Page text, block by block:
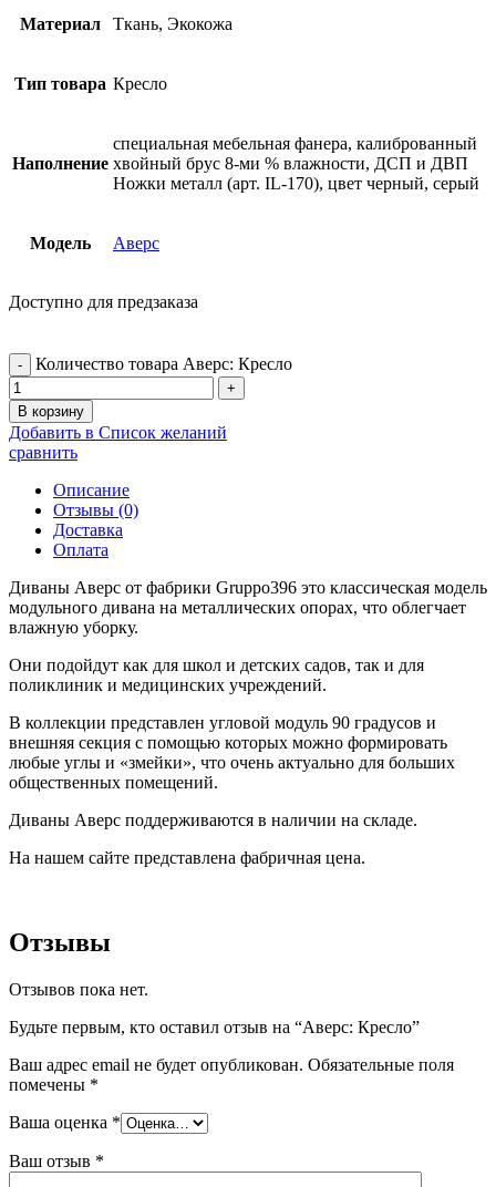
Материал Ткань, Экокожа
Тип товара Кресло
Наполнение
специальная мебельная фанера, калиброванный
хвойный брус 8-ми % влажности, ДСП и ДВП
Ножки металл (арт. IL-170), цвет черный, серый
Модель Аверс
Доступно для предзаказа
Количество товара Аверс: Кресло
В корзину
Добавить в Список желаний
сравнить
Описание
Отзывы (0)
Доставка
Оплата
Диваны Аверс от фабрики Gruppo396 это классическая модель
модульного дивана на металлических опорах, что облегчает
влажную уборку.
Они подойдут как для школ и детских садов, так и для
поликлиник и медицинских учреждений.
В коллекции представлен угловой модуль 90 градусов и
внешняя секция с помощью которых можно формировать
любые углы и «змейки», что очень актуально для больших
общественных помещений.
Диваны Аверс поддерживаются в наличии на складе.
На нашем сайте представлена фабричная цена.
Отзывы
Отзывов пока нет.
Будьте первым, кто оставил отзыв на “Аверс: Кресло”
Ваш адрес email не будет опубликован. Обязательные поля
помечены *
Ваша оценка *
Ваш отзыв *